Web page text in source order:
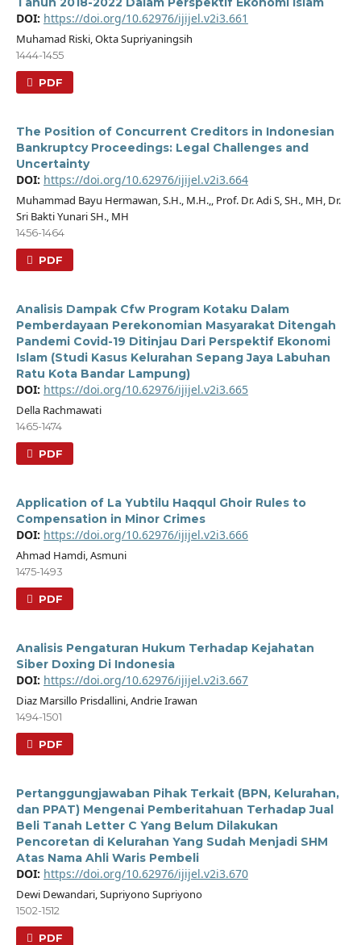
DOI: https://doi.org/10.62976/ijijel.v2i3.661
Muhamad Riski, Okta Supriyaningsih
1444-1455
PDF
The Position of Concurrent Creditors in Indonesian
Bankruptcy Proceedings: Legal Challenges and
Uncertainty
DOI: https://doi.org/10.62976/ijijel.v2i3.664
Muhammad Bayu Hermawan, S.H., M.H.,, Prof. Dr. Adi S, SH., MH, Dr.
Sri Bakti Yunari SH., MH
1456-1464
PDF
Analisis Dampak Cfw Program Kotaku Dalam
Pemberdayaan Perekonomian Masyarakat Ditengah
Pandemi Covid-19 Ditinjau Dari Perspektif Ekonomi
Islam (Studi Kasus Kelurahan Sepang Jaya Labuhan
Ratu Kota Bandar Lampung)
DOI: https://doi.org/10.62976/ijijel.v2i3.665
Della Rachmawati
1465-1474
PDF
Application of La Yubtilu Haqqul Ghoir Rules to
Compensation in Minor Crimes
DOI: https://doi.org/10.62976/ijijel.v2i3.666
Ahmad Hamdi, Asmuni
1475-1493
PDF
Analisis Pengaturan Hukum Terhadap Kejahatan
Siber Doxing Di Indonesia
DOI: https://doi.org/10.62976/ijijel.v2i3.667
Diaz Marsillo Prisdallini, Andrie Irawan
1494-1501
PDF
Pertanggungjawaban Pihak Terkait (BPN, Kelurahan,
dan PPAT) Mengenai Pemberitahuan Terhadap Jual
Beli Tanah Letter C Yang Belum Dilakukan
Pencoretan di Kelurahan Yang Sudah Menjadi SHM
Atas Nama Ahli Waris Pembeli
DOI: https://doi.org/10.62976/ijijel.v2i3.670
Dewi Dewandari, Supriyono Supriyono
1502-1512
PDF